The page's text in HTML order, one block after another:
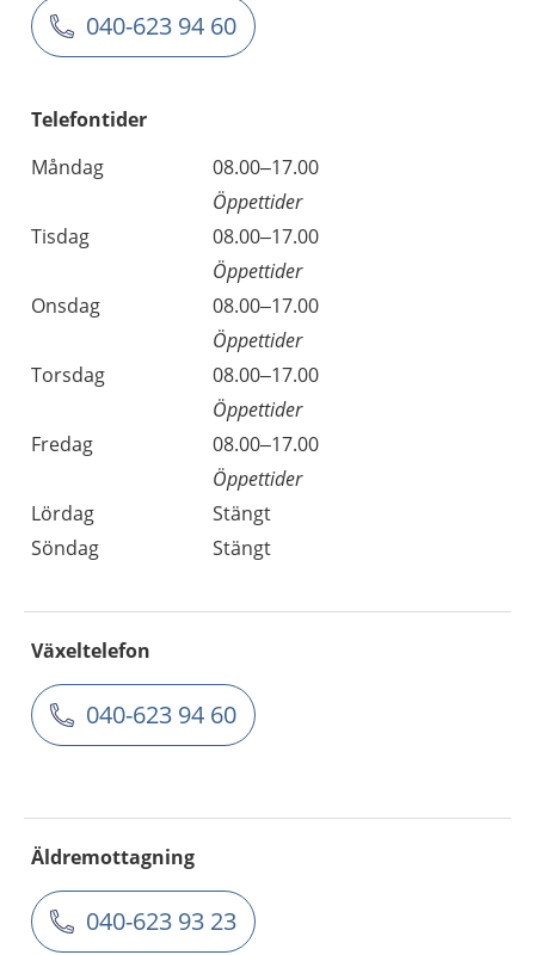
040-623 94 60
Telefontider
Måndag
08.00–17.00
Öppettider
Tisdag
08.00–17.00
Öppettider
Onsdag
08.00–17.00
Öppettider
Torsdag
08.00–17.00
Öppettider
Fredag
08.00–17.00
Öppettider
Lördag
Stängt
Söndag
Stängt
Växeltelefon
040-623 94 60
Äldremottagning
040-623 93 23